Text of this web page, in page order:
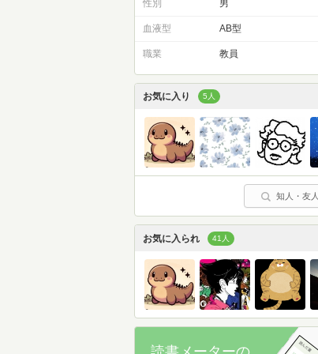
性別 男
血液型 AB型
職業 教員
お気に入り 5人
知人・友
お気に入られ 41人